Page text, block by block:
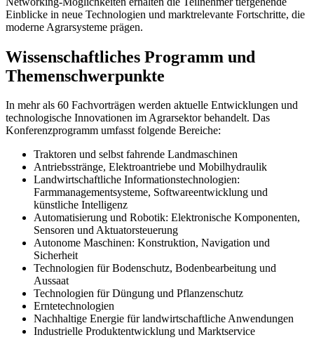
Einblicke in neue Technologien und marktrelevante Fortschritte, die
moderne Agrarsysteme prägen.
Wissenschaftliches Programm und
Themenschwerpunkte
In mehr als 60 Fachvorträgen werden aktuelle Entwicklungen und
technologische Innovationen im Agrarsektor behandelt. Das
Konferenzprogramm umfasst folgende Bereiche:
Traktoren und selbst fahrende Landmaschinen
Antriebsstränge, Elektroantriebe und Mobilhydraulik
Landwirtschaftliche Informationstechnologien:
Farmmanagementsysteme, Softwareentwicklung und
künstliche Intelligenz
Automatisierung und Robotik: Elektronische Komponenten,
Sensoren und Aktuatorsteuerung
Autonome Maschinen: Konstruktion, Navigation und
Sicherheit
Technologien für Bodenschutz, Bodenbearbeitung und
Aussaat
Technologien für Düngung und Pflanzenschutz
Erntetechnologien
Nachhaltige Energie für landwirtschaftliche Anwendungen
Industrielle Produktentwicklung und Marktservice